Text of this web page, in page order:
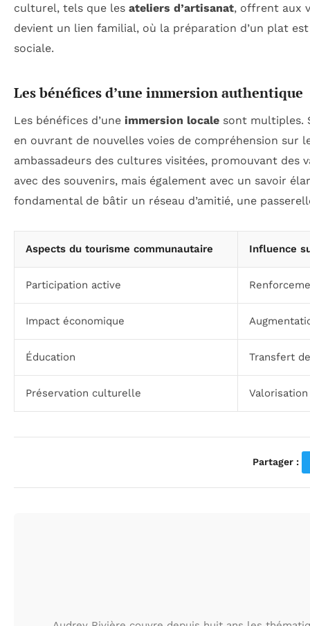
culturel, tels que les ateliers d’artisanat, offrent aux
devient un lien familial, où la préparation d’un plat
sociale.
Les bénéfices d’une immersion authentique
Les bénéfices d’une immersion locale sont multiples.
en ouvrant de nouvelles voies de compréhension sur
ambassadeurs des cultures visitées, promouvant des
avec des souvenirs, mais également avec un savoir
fondamental de bâtir un réseau d’amitié, une
Aspects du tourisme communautaire Influence
Participation active
Impact économique
Éducation Transfert
Préservation culturelle
Partager :